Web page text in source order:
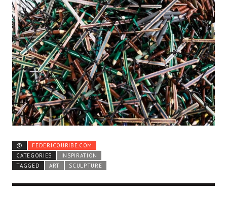
@
FEDERICOURIBE.COM
CATEGORIES
INSPIRATION
TAGGED
ART SCULPTURE